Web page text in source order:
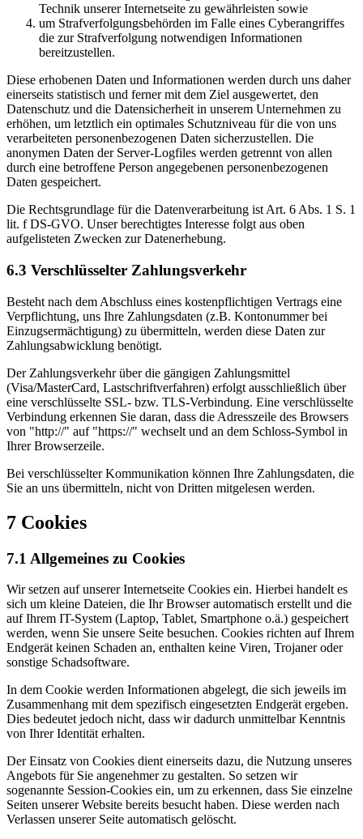
Technik unserer Internetseite zu gewährleisten sowie
um Strafverfolgungsbehörden im Falle eines Cyberangriffes
die zur Strafverfolgung notwendigen Informationen
bereitzustellen.
Diese erhobenen Daten und Informationen werden durch uns daher
einerseits statistisch und ferner mit dem Ziel ausgewertet, den
Datenschutz und die Datensicherheit in unserem Unternehmen zu
erhöhen, um letztlich ein optimales Schutzniveau für die von uns
verarbeiteten personenbezogenen Daten sicherzustellen. Die
anonymen Daten der Server-Logfiles werden getrennt von allen
durch eine betroffene Person angegebenen personenbezogenen
Daten gespeichert.
Die Rechtsgrundlage für die Datenverarbeitung ist Art. 6 Abs. 1 S. 1
lit. f DS-GVO. Unser berechtigtes Interesse folgt aus oben
aufgelisteten Zwecken zur Datenerhebung.
6.3 Verschlüsselter Zahlungsverkehr
Besteht nach dem Abschluss eines kostenpflichtigen Vertrags eine
Verpflichtung, uns Ihre Zahlungsdaten (z.B. Kontonummer bei
Einzugsermächtigung) zu übermitteln, werden diese Daten zur
Zahlungsabwicklung benötigt.
Der Zahlungsverkehr über die gängigen Zahlungsmittel
(Visa/MasterCard, Lastschriftverfahren) erfolgt ausschließlich über
eine verschlüsselte SSL- bzw. TLS-Verbindung. Eine verschlüsselte
Verbindung erkennen Sie daran, dass die Adresszeile des Browsers
von "http://" auf "https://" wechselt und an dem Schloss-Symbol in
Ihrer Browserzeile.
Bei verschlüsselter Kommunikation können Ihre Zahlungsdaten, die
Sie an uns übermitteln, nicht von Dritten mitgelesen werden.
7 Cookies
7.1 Allgemeines zu Cookies
Wir setzen auf unserer Internetseite Cookies ein. Hierbei handelt es
sich um kleine Dateien, die Ihr Browser automatisch erstellt und die
auf Ihrem IT-System (Laptop, Tablet, Smartphone o.ä.) gespeichert
werden, wenn Sie unsere Seite besuchen. Cookies richten auf Ihrem
Endgerät keinen Schaden an, enthalten keine Viren, Trojaner oder
sonstige Schadsoftware.
In dem Cookie werden Informationen abgelegt, die sich jeweils im
Zusammenhang mit dem spezifisch eingesetzten Endgerät ergeben.
Dies bedeutet jedoch nicht, dass wir dadurch unmittelbar Kenntnis
von Ihrer Identität erhalten.
Der Einsatz von Cookies dient einerseits dazu, die Nutzung unseres
Angebots für Sie angenehmer zu gestalten. So setzen wir
sogenannte Session-Cookies ein, um zu erkennen, dass Sie einzelne
Seiten unserer Website bereits besucht haben. Diese werden nach
Verlassen unserer Seite automatisch gelöscht.